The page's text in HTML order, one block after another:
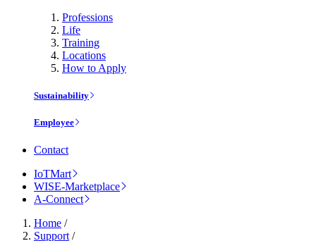
Professions
Life
Training
Locations
How to Apply
Sustainability
Employee
Contact
IoTMart
WISE-Marketplace
A-Connect
Home /
Support /